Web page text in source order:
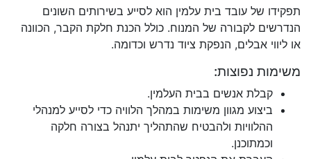
תפקידו של עובד בית עלמין הוא לסייע בשירותים השונים
הנדרשים לקבורה של המנוח. כולל הכנת חלקת הקבר, הכוונה
או ליווי אבלים, הנפקת ציוד נדרש וכדומה.
משימות נפוצות:
קבלת אנשים בבית העלמין.
ביצוע מגוון משימות במהלך הלוויה כדי לסייע למנהלי
ההלוויות ולהבטיח שהתהליך יתנהל בצורה חלקה
וכמתוכנן.